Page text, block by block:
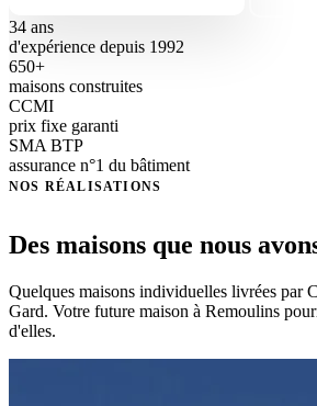
34 ans
d'expérience depuis 1992
650+
maisons construites
CCMI
prix fixe garanti
SMA BTP
assurance n°1 du bâtiment
NOS RÉALISATIONS
Des maisons que nous
Quelques maisons individuelles livrées par
Gard. Votre future maison à Remoulins
d'elles.